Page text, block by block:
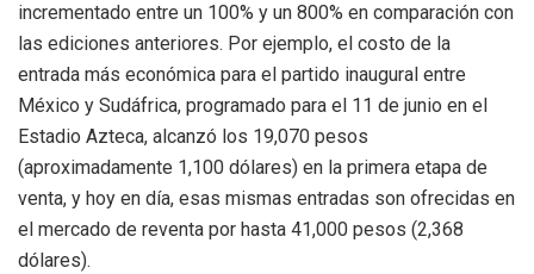
incrementado entre un 100% y un 800% en comparación con
las ediciones anteriores. Por ejemplo, el costo de la
entrada más económica para el partido inaugural entre
México y Sudáfrica, programado para el 11 de junio en el
Estadio Azteca, alcanzó los 19,070 pesos
(aproximadamente 1,100 dólares) en la primera etapa de
venta, y hoy en día, esas mismas entradas son ofrecidas en
el mercado de reventa por hasta 41,000 pesos (2,368
dólares).